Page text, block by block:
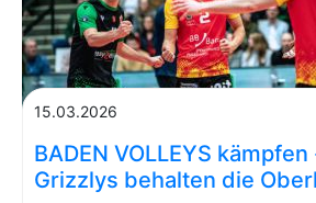
15.03.2026
BADEN VOLLEYS
Grizzlys behalten die